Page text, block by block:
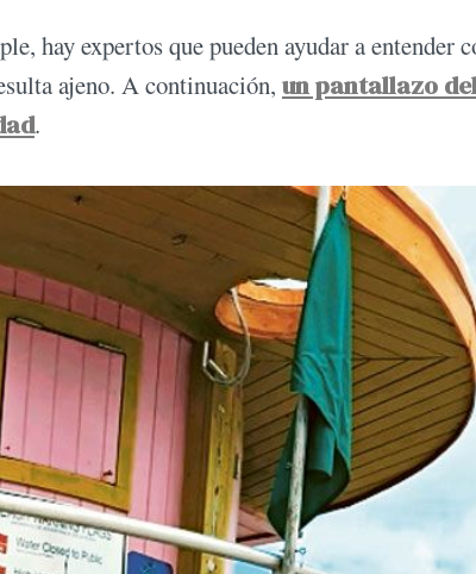
hay expertos que pueden ayudar a entender
ajeno. A continuación, un pantallazo
.